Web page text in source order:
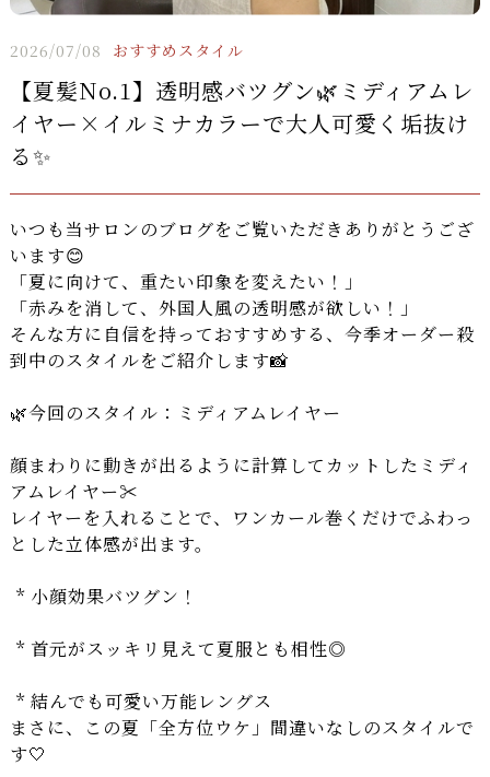
2026/07/08 おすすめスタイル
【夏髪No.1】透明感バツグン🌿ミディアムレ
イヤー×イルミナカラーで大人可愛く垢抜け
る✨
いつも当サロンのブログをご覧いただきありがとうござ
います😊
「夏に向けて、重たい印象を変えたい！」
「赤みを消して、外国人風の透明感が欲しい！」
そんな方に自信を持っておすすめする、今季オーダー殺
到中のスタイルをご紹介します📸
🌿今回のスタイル：ミディアムレイヤー
顔まわりに動きが出るように計算してカットしたミディ
アムレイヤー✂️
レイヤーを入れることで、ワンカール巻くだけでふわっ
とした立体感が出ます。
* 小顔効果バツグン！
* 首元がスッキリ見えて夏服とも相性◎
* 結んでも可愛い万能レングス
まさに、この夏「全方位ウケ」間違いなしのスタイルで
す🤍